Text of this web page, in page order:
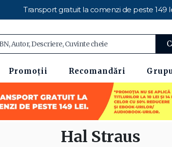
Transport gratuit la comenzi de peste 149
Promoții Recomandări
Hal Straus